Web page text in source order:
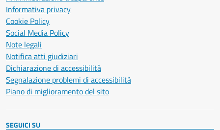
Informativa privacy
Cookie Policy
Social Media Policy
Note legali
Notifica atti giudiziari
Dichiarazione di accessibilità
Segnalazione problemi di accessibilità
Piano di miglioramento del sito
SEGUICI SU